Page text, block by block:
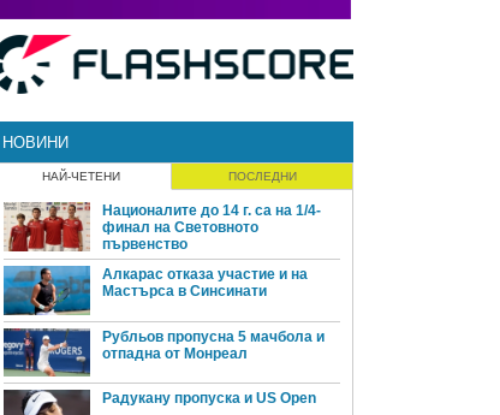
НОВИНИ
НАЙ-ЧЕТЕНИ ПОСЛЕДНИ
Националите до 14 г. са на 1/4-
финал на Световното
първенство
Алкарас отказа участие и на
Мастърса в Синсинати
Рубльов пропусна 5 мачбола и
отпадна от Монреал
Радукану пропуска и US Open